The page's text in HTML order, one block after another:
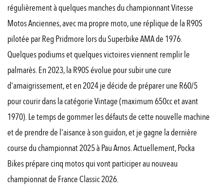
régulièrement à quelques manches du championnant Vitesse
Motos Anciennes, avec ma propre moto, une réplique de la R90S
pilotée par Reg Pridmore lors du Superbike AMA de 1976.
Quelques podiums et quelques victoires viennent remplir le
palmarès. En 2023, la R90S évolue pour subir une cure
d'amaigrissement, et en 2024 je décide de préparer une R60/5
pour courir dans la catégorie Vintage (maximum 650cc et avant
1970). Le temps de gommer les défauts de cette nouvelle machine
et de prendre de l'aisance à son guidon, et je gagne la dernière
course du championnat 2025 à Pau Arnos. Actuellement, Pocka
Bikes prépare cinq motos qui vont participer au nouveau
championnat de France Classic 2026.